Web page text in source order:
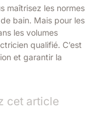
maîtrisez les normes
bain. Mais pour les
les volumes
qualifié. C’est
et garantir la
cet article